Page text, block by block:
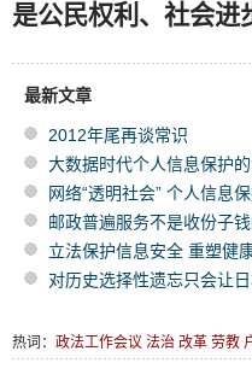
是公民权利、社会进
最新文章
2012年尾再谈常识
大数据时代个人信息保护
网络“透明社会” 个人信息
邮政普遍服务不是收份子
立法保护信息安全 重塑健
对历史选择性遗忘只会让
热词： 政法工作会议 法治 改革 劳教